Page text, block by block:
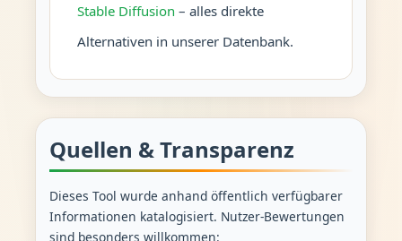
Stable Diffusion – alles direkte
Alternativen in unserer Datenbank.
Quellen & Transparenz
Dieses Tool wurde anhand öffentlich verfügbarer
Informationen katalogisiert. Nutzer-Bewertungen
sind besonders willkommen: